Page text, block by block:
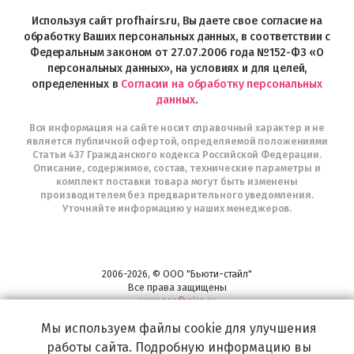
Telegram
Используя сайт profhairs.ru, Вы даете свое согласие на
обработку Ваших персональных данных, в соответствии с
Федеральным законом от 27.07.2006 года №152-ФЗ «О
персональных данных», на условиях и для целей,
определенных в Согласии на обработку персональных
данных.
Вся информация на сайте носит справочный характер и не
является публичной офертой, определяемой положениями
Статьи 437 Гражданского кодекса Российской Федерации.
Описание, содержимое, состав, технические параметры и
комплект поставки товара могут быть изменены
производителем без предварительного уведомления.
Уточняйте информацию у наших менеджеров.
2006-2026, © ООО "Бьюти-стайл"
Все права защищены
www.profhairs.ru
Широкий выбор инструментов, аксессуаров и принадлежностей для
воплощения
самых изысканных и необычных идей по созданию Вашего образа и стиля.
Мы используем файлы cookie для улучшения
работы сайта. Подробную информацию вы